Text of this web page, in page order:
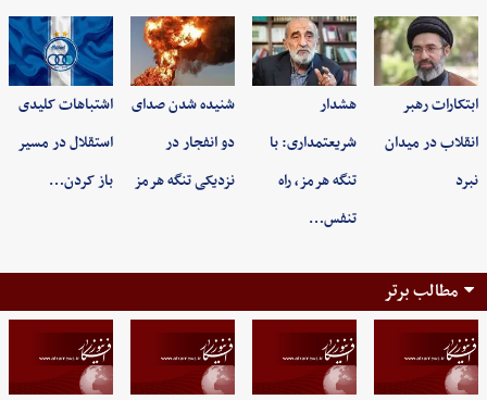
ابتکارات رهبر
انقلاب در میدان
نبرد
هشدار
شریعتمداری: با
تنگه هرمز، راه
تنفس…
شنیده شدن صدای
دو انفجار در
نزدیکی تنگه هرمز
اشتباهات کلیدی
استقلال در مسیر
باز کردن…
مطالب برتر